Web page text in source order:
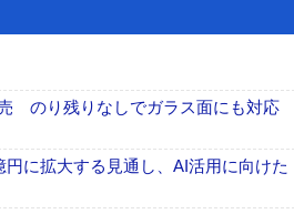
のり残りなしでガラス面にも対応
に拡大する見通し、AI活用に向けた